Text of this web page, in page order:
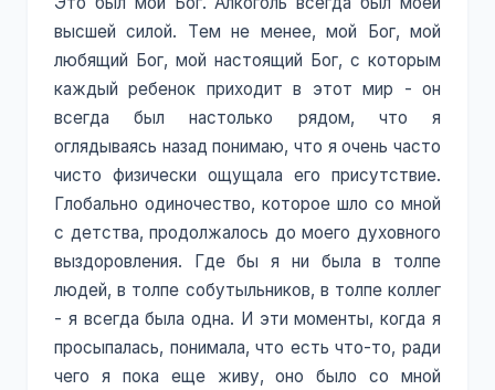
высшей силой. Тем не менее, мой Бог, мой
любящий Бог, мой настоящий Бог, с которым
каждый ребенок приходит в этот мир - он
всегда был настолько рядом, что я
оглядываясь назад понимаю, что я очень часто
чисто физически ощущала его присутствие.
Глобально одиночество, которое шло со мной
с детства, продолжалось до моего духовного
выздоровления. Где бы я ни была в толпе
людей, в толпе собутыльников, в толпе коллег
- я всегда была одна. И эти моменты, когда я
просыпалась, понимала, что есть что-то, ради
чего я пока еще живу, оно было со мной